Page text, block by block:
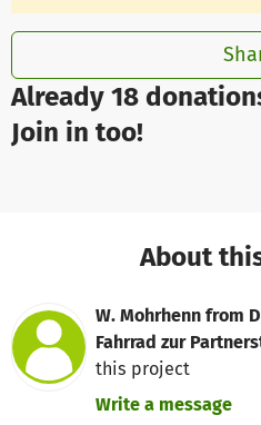
Already 18
Join in too!
About
W. Mohrhenn from
Fahrrad zur
this project
Write a message